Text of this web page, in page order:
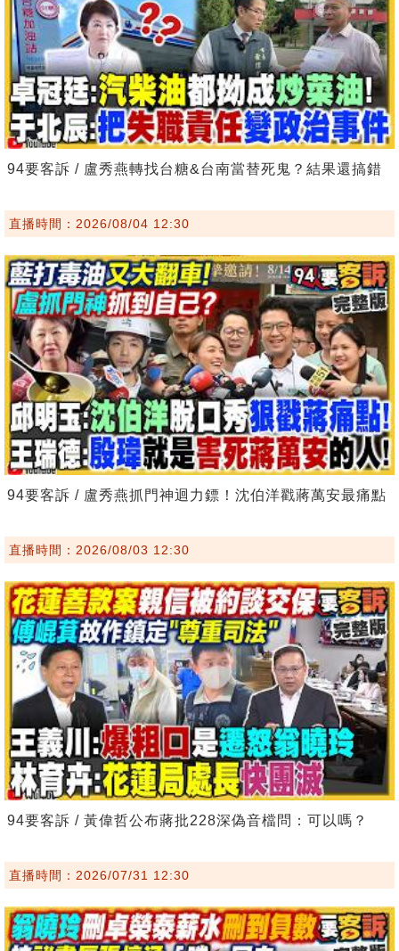
94要客訴 / 盧秀燕轉找台糖&台南當替死鬼？結果還搞錯
直播時間：2026/08/04 12:30
94要客訴 / 盧秀燕抓門神迴力鏢！沈伯洋戳蔣萬安最痛點
直播時間：2026/08/03 12:30
94要客訴 / 黃偉哲公布蔣批228深偽音檔問：可以嗎？
直播時間：2026/07/31 12:30